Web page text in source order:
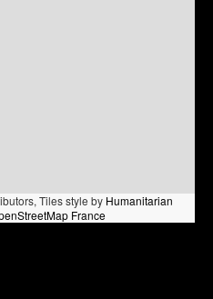
Tiles style by Humanitarian
France